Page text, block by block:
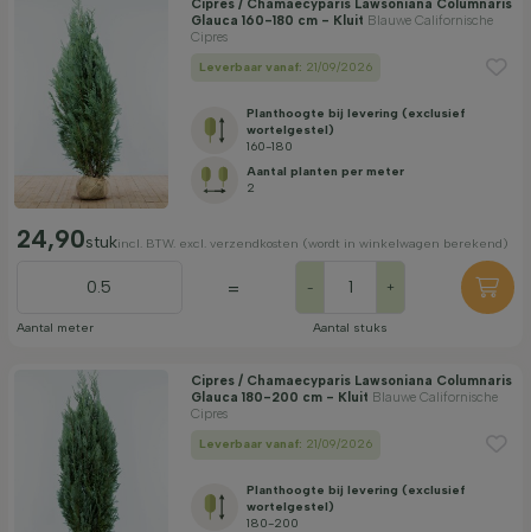
Cipres / Chamaecyparis Lawsoniana Columnaris
Glauca 160-180 cm - Kluit Blauwe Californische
Cipres
Leverbaar vanaf: 21/09/2026
Planthoogte bij levering (exclusief
wortelgestel)
160-180
Aantal planten per meter
2
24,90stukincl. BTW. excl. verzendkosten (wordt in winkelwagen berekend)
Aantal meter
= - +
Aantal stuks
Cipres / Chamaecyparis Lawsoniana Columnaris
Glauca 180-200 cm - Kluit Blauwe Californische
Cipres
Leverbaar vanaf: 21/09/2026
Planthoogte bij levering (exclusief
wortelgestel)
180-200